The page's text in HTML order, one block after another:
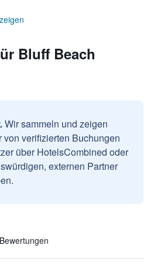
Bluff Beach
Wir sammeln und zeigen
von verifizierten Buchungen
über HotelsCombined oder
externen Partner